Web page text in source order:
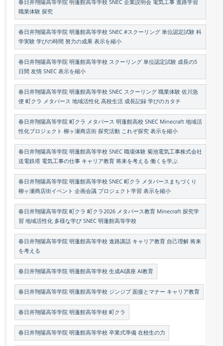
春日井翔陽高等学院 明蓬館高等学校 SNEC 企業説明会 電気工事 進路学習
職業体験 探究
春日井翔陽高等学院 明蓬館高等学校 SNEC #スクーリング 単位認定試験 科
学実験 学びの時間 努力の成果 表示を縮小
春日井翔陽高等学院 明蓬館高等学校 スクーリング 単位認定試験 成長の5
日間 友情 SNEC 表示を縮小
春日井翔陽高等学院 明蓬館高等学校 SNEC スクーリング 職業体験 佐川急
便 町クラ メタバース 地域活性化 高校生活 成長記録 学びのカタチ
春日井翔陽高等学院 町クラ メタバース 明蓬館高校 SNEC Minecraft 地域活
性化プロジェクト 柳ヶ瀬商店街 探究活動 これぞ探究 表示を縮小
春日井翔陽高等学院 明蓬館高等学校 SNEC 職場体験 菊池電気工事株式会社
送電鉄塔 電気工事の仕事 キャリア教育 将来を考える 働くを学ぶ
春日井翔陽高等学院 明蓬館高等学校 SNEC 町クラ メタバースまちづくり
柳ヶ瀬商店街イベント 企画会議 プロジェクト学習 表示を縮小
春日井翔陽高等学院 町クラ 町クラ2026 メタバース教育 Minecraft 探究学
習 地域活性化 多様な学び SNEC 明蓬館高等学校
春日井翔陽高等学院 明蓬館高等学校 進路講話 キャリア教育 自己理解 将来
を考える
春日井翔陽高等学院 明蓬館高等学校 生成AI講座 AI教育
春日井翔陽高等学院 明蓬館高等学校 ジンジブ 面接とマナー キャリア教育
春日井翔陽高等学院 明蓬館高等学校 町クラ
春日井翔陽高等学院 明蓬館高等学校 卒業式準備 在校生の力